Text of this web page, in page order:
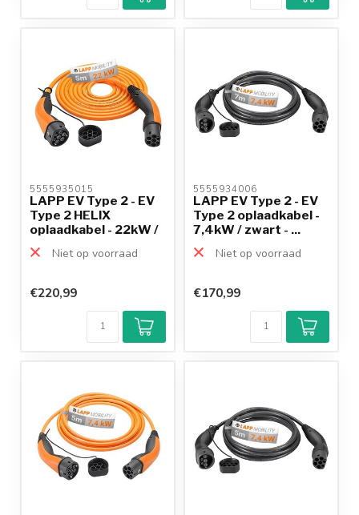
5555935015
LAPP EV Type 2 - EV
Type 2 HELIX
oplaadkabel - 22kW /
Niet op voorraad
€220,99
5555934006
LAPP EV Type 2 - EV
Type 2 oplaadkabel -
7,4kW / zwart - ...
Niet op voorraad
€170,99